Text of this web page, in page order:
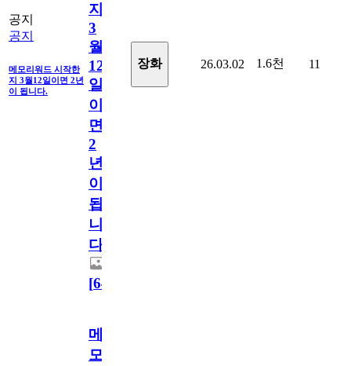
공지
공지
메모리워드 시작한
지 3월12일이면 2년
이 됩니다.
지
3
월
12
일
이
면
2
년
이
됩
니
다.
[64
장화 26.03.02 1.6천 11
메
모